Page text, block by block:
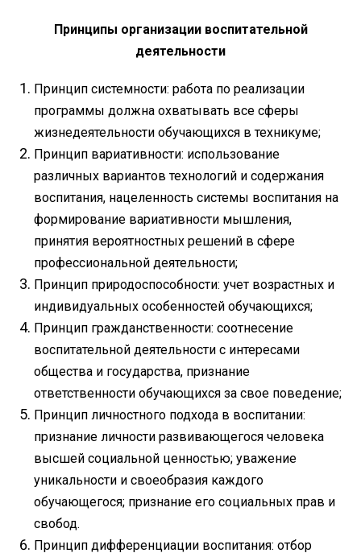
Принципы организации воспитательной
деятельности
Принцип системности: работа по реализации
программы должна охватывать все сферы
жизнедеятельности обучающихся в техникуме;
Принцип вариативности: использование
различных вариантов технологий и содержания
воспитания, нацеленность системы воспитания на
формирование вариативности мышления,
принятия вероятностных решений в сфере
профессиональной деятельности;
Принцип природоспособности: учет возрастных и
индивидуальных особенностей обучающихся;
Принцип гражданственности: соотнесение
воспитательной деятельности с интересами
общества и государства, признание
ответственности обучающихся за свое поведение;
Принцип личностного подхода в воспитании:
признание личности развивающегося человека
высшей социальной ценностью; уважение
уникальности и своеобразия каждого
обучающегося; признание его социальных прав и
свобод.
Принцип дифференциации воспитания: отбор